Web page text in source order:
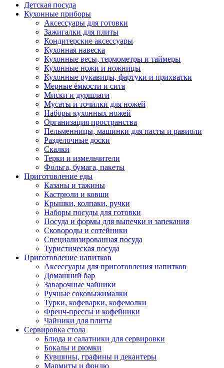
Детская посуда
Кухонные приборы
Аксессуары для готовки
Зажигалки для плиты
Кондитерские аксессуары
Кухонная навеска
Кухонные весы, термометры и таймеры
Кухонные ножи и ножницы
Кухонные рукавицы, фартуки и прихватки
Мерные ёмкости и сита
Миски и дуршлаги
Мусаты и точилки для ножей
Наборы кухонных ножей
Организация пространства
Пельменницы, машинки для пасты и равиоли
Разделочные доски
Скалки
Терки и измельчители
Фольга, бумага, пакеты
Приготовление еды
Казаны и тажины
Кастрюли и ковши
Крышки, колпаки, ручки
Наборы посуды для готовки
Посуда и формы для выпечки и запекания
Сковороды и сотейники
Специализированная посуда
Туристическая посуда
Приготовление напитков
Аксессуары для приготовления напитков
Домашний бар
Заварочные чайники
Ручные соковыжималки
Турки, кофеварки, кофемолки
Френч-прессы и кофейники
Чайники для плиты
Сервировка стола
Блюда и салатники для сервировки
Бокалы и рюмки
Кувшины, графины и декантеры
Мармиты и фондю